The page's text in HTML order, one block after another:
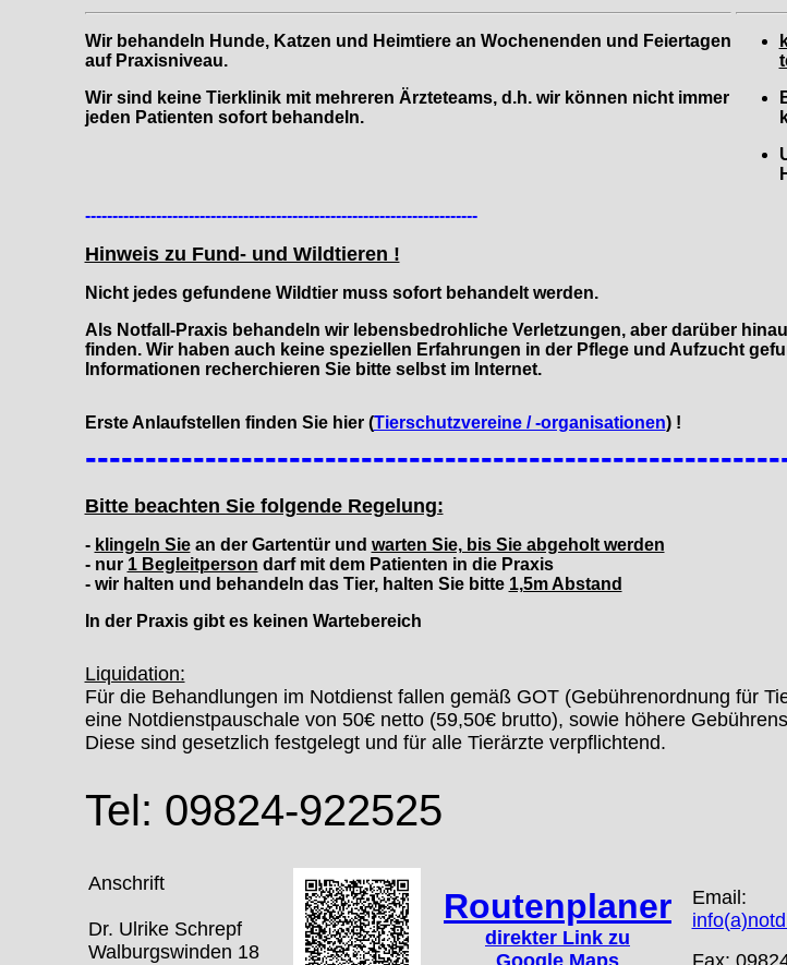
Wir behandeln Hunde, Katzen und Heimtiere an Wochenenden und Feiertagen
auf Praxisniveau.
Wir sind keine Tierklinik mit mehreren Ärzteteams, d.h. wir können nicht immer
jeden Patienten sofort behandeln.
------------------------------------------------------------------------
Hinweis zu Fund- und Wildtieren !
Nicht jedes gefundene Wildtier muss sofort behandelt werden.
Als Notfall-Praxis behandeln wir lebensbedrohliche Verletzungen, aber darüber
finden. Wir haben auch keine speziellen Erfahrungen in der Pflege und Aufzucht
Informationen recherchieren Sie bitte selbst im Internet.
Erste Anlaufstellen finden Sie hier (Tierschutzvereine / -organisationen) !
Bitte beachten Sie folgende Regelung:
- klingeln Siean der Gartentür und warten Sie, bis Sie abgeholt werden
- nur 1 Begleitperson darf mit dem Patienten in die Praxis
- wir halten und behandeln das Tier, halten Sie bitte 1,5m Abstand
In der Praxis gibt es keinen Wartebereich
Liquidation:
Für die Behandlungen im Notdienst fallen gemäß GOT (Gebührenordnung für
eine Notdienstpauschale von 50€ netto (59,50€ brutto), sowie höhere
Diese sind gesetzlich festgelegt und für alle Tierärzte verpflichtend.
Tel: 09824-922525
Anschrift
Dr. Ulrike Schrepf
Walburgswinden 18
Routenplaner
direkter Link zu
Google Maps
Email:
Fax: